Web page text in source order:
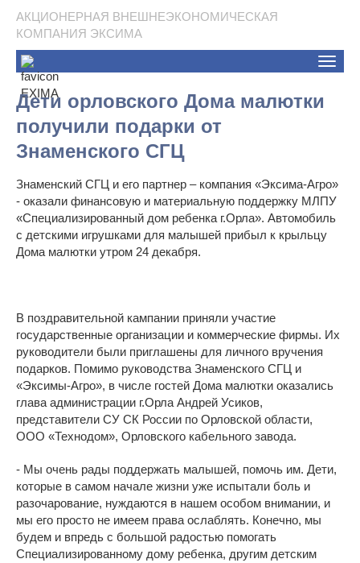
АКЦИОНЕРНАЯ ВНЕШНЕЭКОНОМИЧЕСКАЯ
КОМПАНИЯ ЭКСИМА
Toggle
Дети орловского Дома малютки
получили подарки от
Знаменского СГЦ
Знаменский СГЦ и его партнер – компания «Эксима-Агро»
- оказали финансовую и материальную поддержку МЛПУ
«Специализированный дом ребенка г.Орла». Автомобиль
с детскими игрушками для малышей прибыл к крыльцу
Дома малютки утром 24 декабря.
В поздравительной кампании приняли участие
государственные организации и коммерческие фирмы. Их
руководители были приглашены для личного вручения
подарков. Помимо руководства Знаменского СГЦ и
«Эксимы-Агро», в числе гостей Дома малютки оказались
глава администрации г.Орла Андрей Усиков,
представители СУ СК России по Орловской области,
ООО «Технодом», Орловского кабельного завода.
- Мы очень рады поддержать малышей, помочь им. Дети,
которые в самом начале жизни уже испытали боль и
разочарование, нуждаются в нашем особом внимании, и
мы его просто не имеем права ослаблять. Конечно, мы
будем и впредь с большой радостью помогать
Специализированному дому ребенка, другим детским